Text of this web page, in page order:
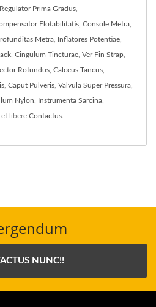
Regulator Prima Gradus
Flotabilitatis Console Metra
Metra Inflatores Potentiae
Cingulum Tincturae Ver Fin Strap
Rotundus Calceus Tancus
Caput Pulveris Valvula Super Pressura
Nylon Instrumenta Sarcina
et libere Contactus
NUNC!!